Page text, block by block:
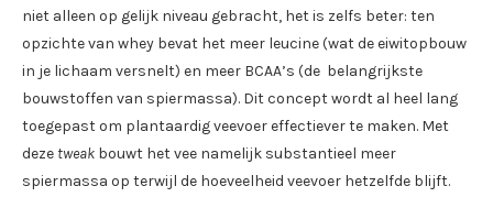
niet alleen op gelijk niveau gebracht, het is zelfs beter: ten
opzichte van whey bevat het meer leucine (wat de eiwitopbouw
in je lichaam versnelt) en meer BCAA’s (de belangrijkste
bouwstoffen van spiermassa). Dit concept wordt al heel lang
toegepast om plantaardig veevoer effectiever te maken. Met
deze tweak bouwt het vee namelijk substantieel meer
spiermassa op terwijl de hoeveelheid veevoer hetzelfde blijft.